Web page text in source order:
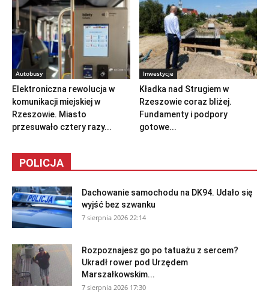
Autobusy
Elektroniczna rewolucja w
komunikacji miejskiej w
Rzeszowie. Miasto
przesuwało cztery razy...
Inwestycje
Kładka nad Strugiem w
Rzeszowie coraz bliżej.
Fundamenty i podpory
gotowe...
POLICJA
Dachowanie samochodu na DK94. Udało się
wyjść bez szwanku
7 sierpnia 2026 22:14
Rozpoznajesz go po tatuażu z sercem?
Ukradł rower pod Urzędem
Marszałkowskim...
7 sierpnia 2026 17:30